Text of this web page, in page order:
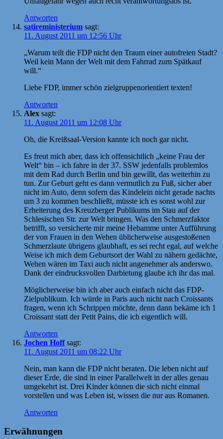
Antworten
satireministerium sagt:
11. August 2011 um 12:56 Uhr
„Warum teilt die FDP nicht den Traum einer autofreien Stadt?
Weil kein Mann der Welt mit dem Fahrrad zum Spätkauf
will.“
Liebe FDP, immer schön zielgruppenorientiert texten!
Antworten
Alex sagt:
11. August 2011 um 12:08 Uhr
Oh, die Kreißsaal-Version kannte ich noch gar nicht.
Es freut mich aber, dass ich offensichtlich „keine Frau der
Welt“ bin – ich fahre in der 37. SSW jedenfalls problemlos
mit dem Rad durch Berlin und bin gewillt, das weiterhin zu
tun. Zur Geburt geht es dann vermutlich zu Fuß, sicher aber
nicht im Auto, denn sofern das Kindelein nicht gerade nachts
um 3 zu kommen beschließt, müsste ich es sonst wohl zur
Erheiterung des Kreuzberger Publikums im Stau auf der
Schlesischen Str. zur Welt bringen. Was den Schmerzfaktor
betrifft, so versicherte mir meine Hebamme unter Aufführung
der von Frauen in den Wehen üblicherweise ausgestoßenen
Schmerzlaute übrigens glaubhaft, es sei recht egal, auf welche
Weise ich mich dem Geburtsort der Wahl zu nähern gedächte,
Wehen wären im Taxi auch nicht angenehmer als anderswo.
Dank der eindrucksvollen Darbietung glaube ich ihr das mal.
Möglicherweise bin ich aber auch einfach nicht das FDP-
Zielpublikum. Ich würde in Paris auch nicht nach Croissants
fragen, wenn ich Schrippen möchte, denn dann bekäme ich 1
Croissant statt der Petit Pains, die ich eigentlich will.
Antworten
Jochen Hoff sagt:
11. August 2011 um 08:22 Uhr
Nein, man kann die FDP nicht beraten. Die leben nicht auf
dieser Erde, die sind in einer Parallelwelt in der alles genau
umgekehrt ist. Drei Kinder können die sich nicht einmal
vorstellen und was Leben ist, wissen die nur aus Romanen.
Antworten
Erwähnungen